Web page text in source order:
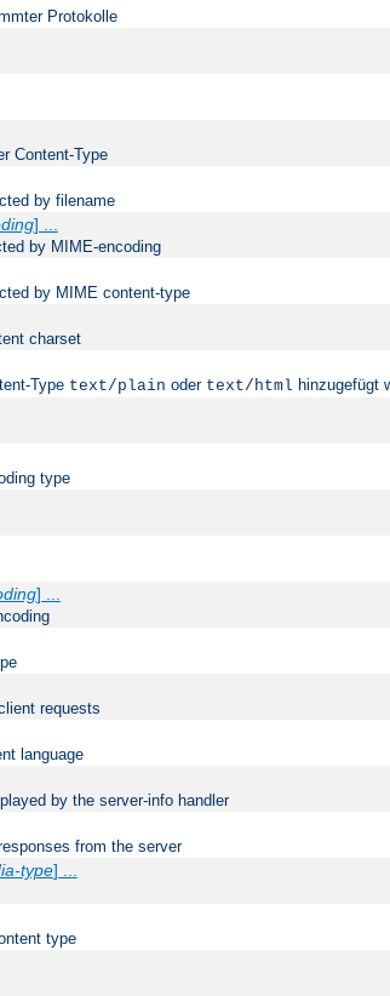
Protokolle
Content-Type
by filename
] ...
by MIME-encoding
by MIME content-type
charset
Type text/plain oder text/html hinzugefügt
type
] ...
requests
language
by the server-info handler
from the server
type] ...
type